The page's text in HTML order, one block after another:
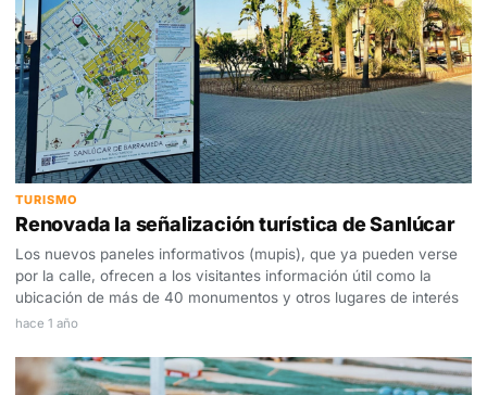
TURISMO
Renovada la señalización turística de Sanlúcar
Los nuevos paneles informativos (mupis), que ya pueden verse
por la calle, ofrecen a los visitantes información útil como la
ubicación de más de 40 monumentos y otros lugares de interés
hace 1 año